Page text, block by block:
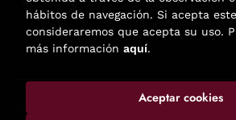
la Comunidad
correspondiente
. Todos los
hábitos de navegación. Si acepta
consideraremos que acepta su uso.
más información aquí.
Aceptar cookies